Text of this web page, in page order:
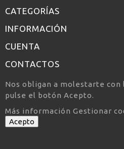
CATEGORÍAS
INFORMACIÓN
CUENTA
CONTACTOS
Nos obligan a molestarte
pulse el botón Acepto.
Más información Gestionar
Acepto